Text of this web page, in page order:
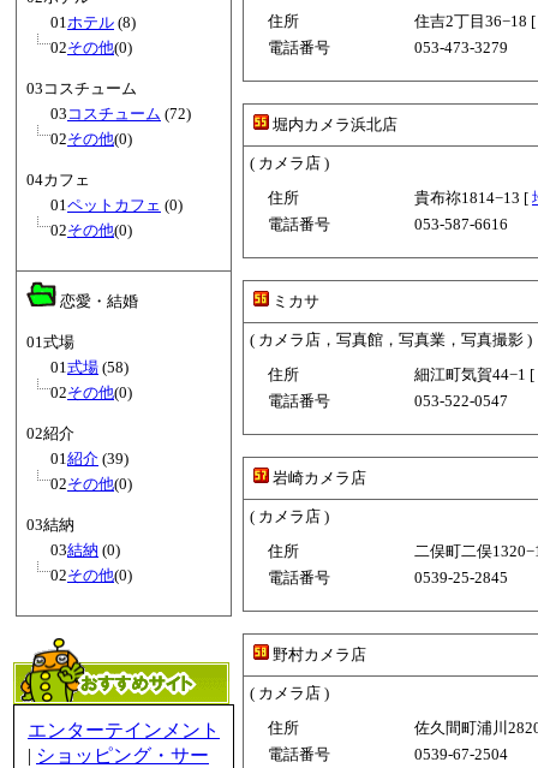
01 ホテル (8)
02その他(0)
03コスチューム
03 コスチューム (72)
02その他(0)
04カフェ
01 ペットカフェ (0)
02その他(0)
恋愛・結婚
01式場
01 式場 (58)
02その他(0)
02紹介
01 紹介 (39)
02その他(0)
03結納
03結納 (0)
02その他(0)
エンターテインメント
| ショッピング・サー
住所
住吉2丁目36−18 [
電話番号
053-473-3279
堀内カメラ浜北店
( カメラ店 )
住所
貴布祢1814−13 [
電話番号
053-587-6616
ミカサ
( カメラ店，写真館，写真業，写真撮影 )
住所
細江町気賀44−1 [
電話番号
053-522-0547
岩崎カメラ店
( カメラ店 )
住所
二俣町二俣
電話番号
0539-25-2845
野村カメラ店
( カメラ店 )
住所
佐久間町浦川
電話番号
0539-67-2504